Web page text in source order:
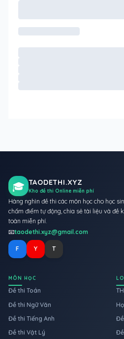
🎓 TAODETHI.XYZ
Kho đề thi Online miễn phí
Hàng nghìn đề thi các môn học cho học
chấm điểm tự động, chia sẻ tài liệu và đề
toàn miễn phí.
📧taodethi.xyz@gmail.com
F Y T
MÔN HỌC
Đề thi Toán
Đề thi Ngữ Văn
Đề thi Tiếng Anh
Đề thi Vật Lý